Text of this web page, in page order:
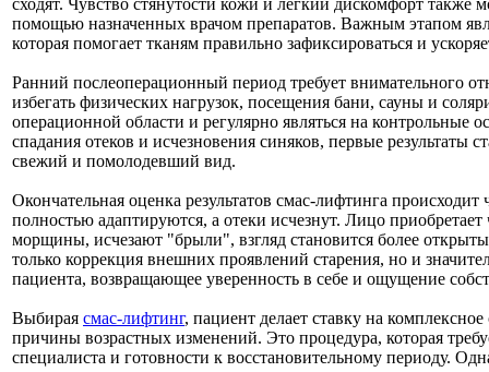
сходят. Чувство стянутости кожи и легкий дискомфорт также
помощью назначенных врачом препаратов. Важным этапом
которая помогает тканям правильно зафиксироваться и
Ранний послеоперационный период требует внимательного
избегать физических нагрузок, посещения бани, сауны и
операционной области и регулярно являться на контрольные
спадания отеков и исчезновения синяков, первые результаты
свежий и помолодевший вид.
Окончательная оценка результатов смас-лифтинга происходит
полностью адаптируются, а отеки исчезнут. Лицо
морщины, исчезают "брыли", взгляд становится более
только коррекция внешних проявлений старения, но и
пациента, возвращающее уверенность в себе и ощущение
Выбирая смас-лифтинг, пациент делает ставку на
причины возрастных изменений. Это процедура, которая
специалиста и готовности к восстановительному периоду.